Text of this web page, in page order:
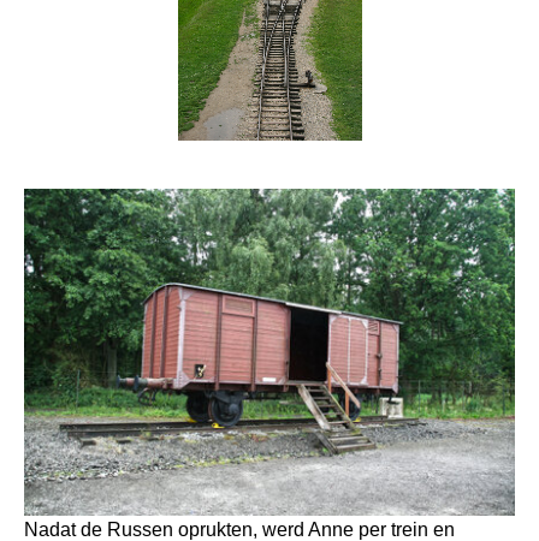
Nadat de Russen oprukten, werd Anne per trein en